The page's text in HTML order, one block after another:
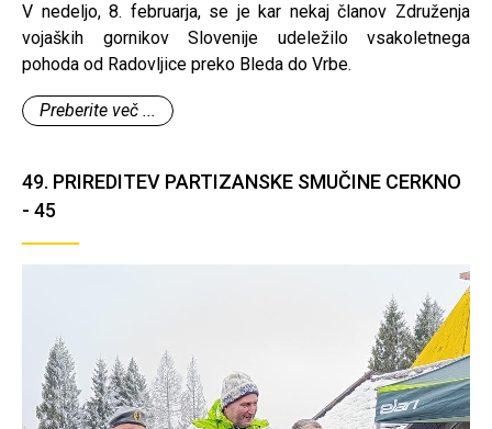
V nedeljo, 8. februarja, se je kar nekaj članov Združenja
vojaških gornikov Slovenije udeležilo vsakoletnega
pohoda od Radovljice preko Bleda do Vrbe.
Preberite več ...
49. PRIREDITEV PARTIZANSKE SMUČINE CERKNO
- 45